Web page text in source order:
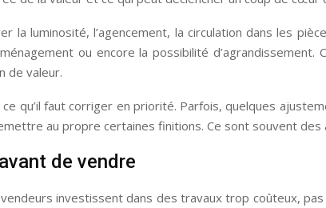
la luminosité, l’agencement, la circulation dans les
ou encore la possibilité
de valeur.
qu’il faut corriger en priorité. Parfois, quelques
au propre certaines finitions. Ce sont souvent
de vendre
investissent dans des travaux trop coûteux,